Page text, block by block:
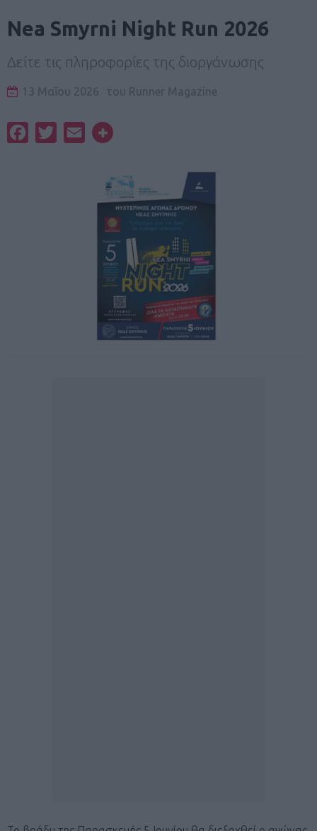
Nea Smyrni Night Run 2026
Δείτε τις πληροφορίες της διοργάνωσης
13 Μαΐου 2026 του Runner Magazine
FacebookTwitterEmail